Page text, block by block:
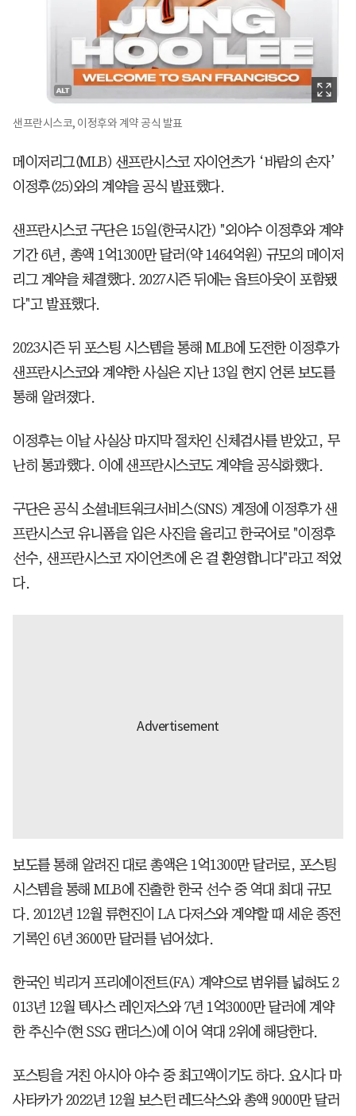
샌프란시스코, 이정후와 계약 공식 발표
메이저리그(MLB) 샌프란시스코 자이언츠가 ‘바람의 손자’
이정후(25)와의 계약을 공식 발표했다.
샌프란시스코 구단은 15일(한국시간) "외야수 이정후와 계약
기간 6년, 총액 1억1300만 달러(약 1464억원) 규모의 메이저
리그 계약을 체결했다. 2027시즌 뒤에는 옵트아웃이 포함됐
다"고 발표했다.
2023시즌 뒤 포스팅 시스템을 통해 MLB에 도전한 이정후가
샌프란시스코와 계약한 사실은 지난 13일 현지 언론 보도를
통해 알려졌다.
이정후는 이날 사실상 마지막 절차인 신체검사를 받았고, 무
난히 통과했다. 이에 샌프란시스코도 계약을 공식화했다.
구단은 공식 소셜네트워크서비스(SNS) 계정에 이정후가 샌
프란시스코 유니폼을 입은 사진을 올리고 한국어로 "이정후
선수, 샌프란시스코 자이언츠에 온 걸 환영합니다"라고 적었
다.
보도를 통해 알려진 대로 총액은 1억1300만 달러로, 포스팅
시스템을 통해 MLB에 진출한 한국 선수 중 역대 최대 규모
다. 2012년 12월 류현진이 LA 다저스와 계약할 때 세운 종전
기록인 6년 3600만 달러를 넘어섰다.
한국인 빅리거 프리에이전트(FA) 계약으로 범위를 넓혀도 2
013년 12월 텍사스 레인저스와 7년 1억3000만 달러에 계약
한 추신수(현 SSG 랜더스)에 이어 역대 2위에 해당한다.
포스팅을 거친 아시아 야수 중 최고액이기도 하다. 요시다 마
사타카가 2022년 12월 보스턴 레드삭스와 총액 9000만 달러